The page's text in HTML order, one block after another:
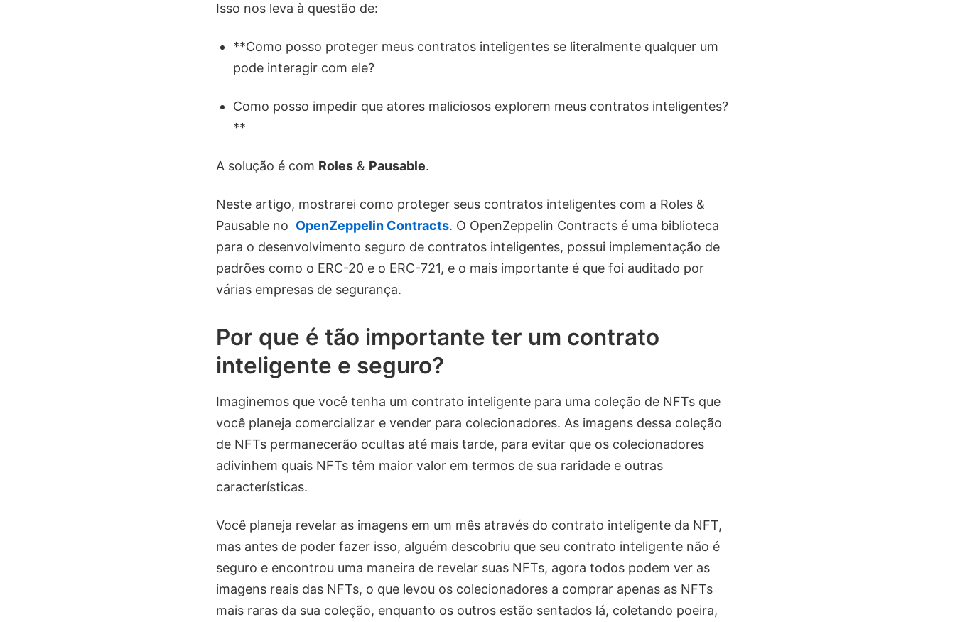
Isso nos leva à questão de:
**Como posso proteger meus contratos inteligentes se literalmente qualquer um
pode interagir com ele?
Como posso impedir que atores maliciosos explorem meus contratos inteligentes?
**
A solução é com Roles & Pausable.
Neste artigo, mostrarei como proteger seus contratos inteligentes com a Roles &
Pausable no OpenZeppelin Contracts. O OpenZeppelin Contracts é uma biblioteca
para o desenvolvimento seguro de contratos inteligentes, possui implementação de
padrões como o ERC-20 e o ERC-721, e o mais importante é que foi auditado por
várias empresas de segurança.
Por que é tão importante ter um contrato
inteligente e seguro?
Imaginemos que você tenha um contrato inteligente para uma coleção de NFTs que
você planeja comercializar e vender para colecionadores. As imagens dessa coleção
de NFTs permanecerão ocultas até mais tarde, para evitar que os colecionadores
adivinhem quais NFTs têm maior valor em termos de sua raridade e outras
características.
Você planeja revelar as imagens em um mês através do contrato inteligente da NFT,
mas antes de poder fazer isso, alguém descobriu que seu contrato inteligente não é
seguro e encontrou uma maneira de revelar suas NFTs, agora todos podem ver as
imagens reais das NFTs, o que levou os colecionadores a comprar apenas as NFTs
mais raras da sua coleção, enquanto os outros estão sentados lá, coletando poeira,